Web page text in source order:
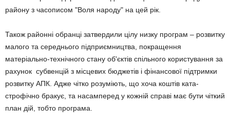
району з часописом "Воля народу" на цей рік.
Також районні обранці затвер­дили цілу низку програм – розвитку
малого та середнього підприєм­ництва, покращення
матеріально-технічного стану об'єктів спільного користування за
рахунок субвенцій з місцевих бюджетів і фінансової підтримки
розвитку АПК. Адже чітко розуміють, що хоча коштів ката­
строфічно бракує, та насам­перед у кожній справі має бути чіткий
план дій, тобто програма.